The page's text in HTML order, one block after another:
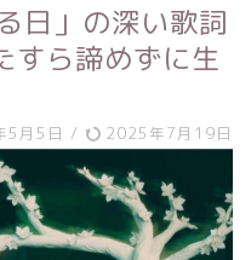
日」の深い歌詞
すら諦めずに生
5月5日 / 2025年7月19日